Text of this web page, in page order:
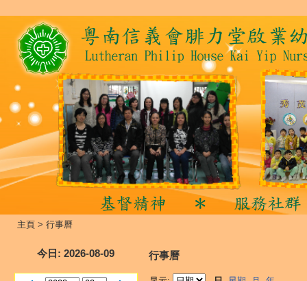
主頁 > 行事曆
今日 : 2026-08-09 行事曆